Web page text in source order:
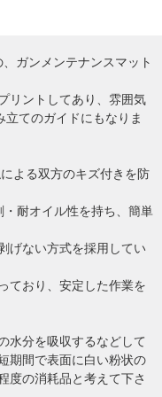
ガンメンテナンスマット
リントしてあり、雰囲気
てのガイドにもなりま
よる双方のキズ付きを防
耐オイル性を持ち、簡単
げない方式を採用してい
ており、安定した作業を
水分を吸収するなどして
期間で表面に白い粉状の
度の消耗品と考えて下さ